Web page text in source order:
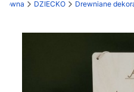
DZIECKO Drewniane